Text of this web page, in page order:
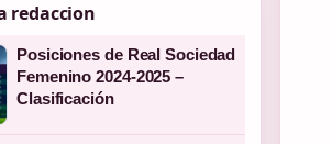
redaccion
Posiciones de Real Sociedad
Femenino 2024-2025 –
Clasificación